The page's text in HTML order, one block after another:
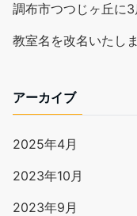
調布市つつじヶ丘に
教室名を改名いたしま
アーカイブ
2025年4月
2023年10月
2023年9月